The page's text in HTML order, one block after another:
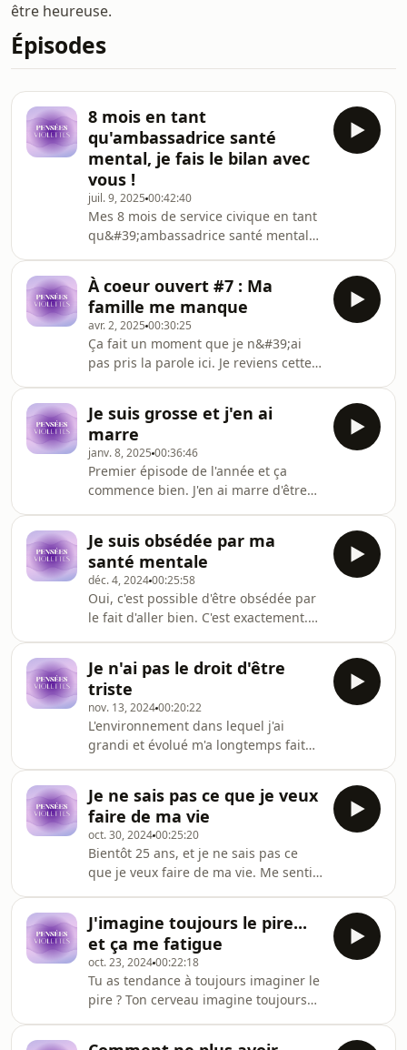
être heureuse.
Épisodes
8 mois en tant
qu'ambassadrice santé
mental, je fais le bilan avec
vous !
juil. 9, 2025 00:42:40
Mes 8 mois de service civique en tant
qu&#39;ambassadrice santé mentale
envie de revenir avec vous sur cette
expérience hyper positive et très
enrichissante tant sur le plan pro que
perso. Bref, une aventure incroyable
que j&#39;avais envie de partager
avec vous !
À coeur ouvert #7 : Ma
famille me manque
avr. 2, 2025 00:30:25
Ça fait un moment que je n&#39;ai
pas pris la parole ici. Je reviens cette
de vous parler de toutes ces petites
choses qui ont fait que la dynamique
de ma famille a changé ces dernières
années et pourquoi parfois ça me fait
un peu mal au coeur.
Je suis grosse et j'en ai
marre
janv. 8, 2025 00:36:46
Premier épisode de l'année et ça
commence bien. J'en ai marre d'être
mes chaussures sans difficultés. Bref,
j'ai besoin de vous pour me motiver et
changer mes habitudes. N'hésitez pas
à me suivre pour suivre sur
Instagram pour voir la suite des
aventures : @penseesviolettes 💜
Je suis obsédée par ma
santé mentale
déc. 4, 202400:25:58
Oui, c'est possible d'être obsédée par
le fait d'aller bien. C'est exactement.
problèmes, d'avoir une réponse à tous
mes maux. Mais c'est impossible.
Je n'ai pas le droit d'être
triste
nov. 13, 202400:20:22
L'environnement dans lequel j'ai
grandi et évolué m'a longtemps fait
simplement d'attirer l'attention.
Aujourd'hui, je suis persuadée de ne
pas être légitime d'être triste ou
malheureuse.
Je ne sais pas ce que je veux
faire de ma vie
oct. 30, 202400:25:20
Bientôt 25 ans, et je ne sais pas ce
que je veux faire de ma vie. Me sentir
ne pas savoir là où on veut aller.
J'imagine toujours le pire...
et ça me fatigue
oct. 23, 202400:22:18
Tu as tendance à toujours imaginer le
pire ? Ton cerveau imagine toujours